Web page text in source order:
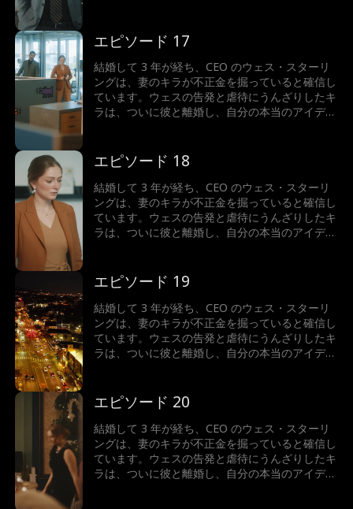
き、ウェスはどうするでしょうか？キラは彼にお
金を支払わせることができるでしょうか...それと
ももう一度彼に恋をしてしまうのでしょうか?
エピソード 17
結婚して 3 年が経ち、CEO のウェス・スターリ
ングは、妻のキラが不正金を掘っていると確信し
ています。ウェスの告発と虐待にうんざりしたキ
ラは、ついに彼と離婚し、自分の本当のアイデン
き、ウェスはどうするでしょうか？キラは彼にお
金を支払わせることができるでしょうか...それと
ももう一度彼に恋をしてしまうのでしょうか?
エピソード 18
結婚して 3 年が経ち、CEO のウェス・スターリ
ングは、妻のキラが不正金を掘っていると確信し
ています。ウェスの告発と虐待にうんざりしたキ
ラは、ついに彼と離婚し、自分の本当のアイデン
き、ウェスはどうするでしょうか？キラは彼にお
金を支払わせることができるでしょうか...それと
ももう一度彼に恋をしてしまうのでしょうか?
エピソード 19
結婚して 3 年が経ち、CEO のウェス・スターリ
ングは、妻のキラが不正金を掘っていると確信し
ています。ウェスの告発と虐待にうんざりしたキ
ラは、ついに彼と離婚し、自分の本当のアイデン
き、ウェスはどうするでしょうか？キラは彼にお
金を支払わせることができるでしょうか...それと
ももう一度彼に恋をしてしまうのでしょうか?
エピソード 20
結婚して 3 年が経ち、CEO のウェス・スターリ
ングは、妻のキラが不正金を掘っていると確信し
ています。ウェスの告発と虐待にうんざりしたキ
ラは、ついに彼と離婚し、自分の本当のアイデン